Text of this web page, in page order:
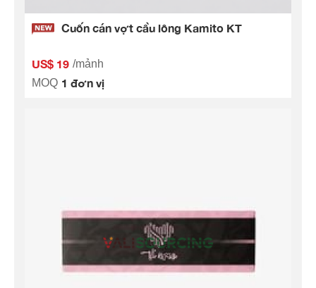
Cuốn cán vợt cầu lông Kamito KT
US$ 19 /mảnh
MOQ 1 đơn vị